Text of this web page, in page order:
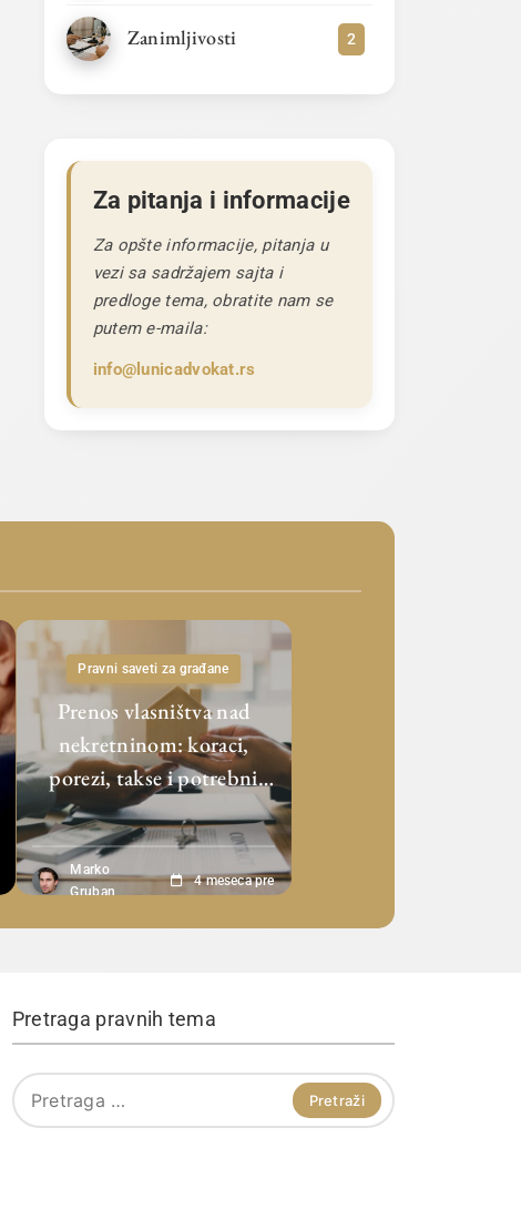
Zanimljivosti 2
Za pitanja i informacije
Za opšte informacije, pitanja u
vezi sa sadržajem sajta i
predloge tema, obratite nam se
putem e-maila:
info@lunicadvokat.rs
Pravni saveti za građane
Prenos vlasništva nad
nekretninom: koraci,
porezi, takse i potrebni
papiri
Marko
Gruban
4 meseca pre
Pretraga pravnih tema
Pretraga
za: